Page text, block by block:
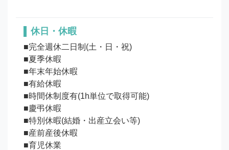
休日・休暇
■完全週休二日制(土・日・祝)
■夏季休暇
■年末年始休暇
■有給休暇
■時間休制度有(1h単位で取得可能)
■慶弔休暇
■特別休暇(結婚・出産立会い等)
■産前産後休暇
■育児休業